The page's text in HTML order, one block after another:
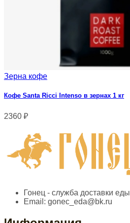
Зерна кофе
Кофе Santa Ricci Intenso в зернах 1 кг
2360 ₽
Гонец - служба доставки еды
Email: gonec_eda@bk.ru